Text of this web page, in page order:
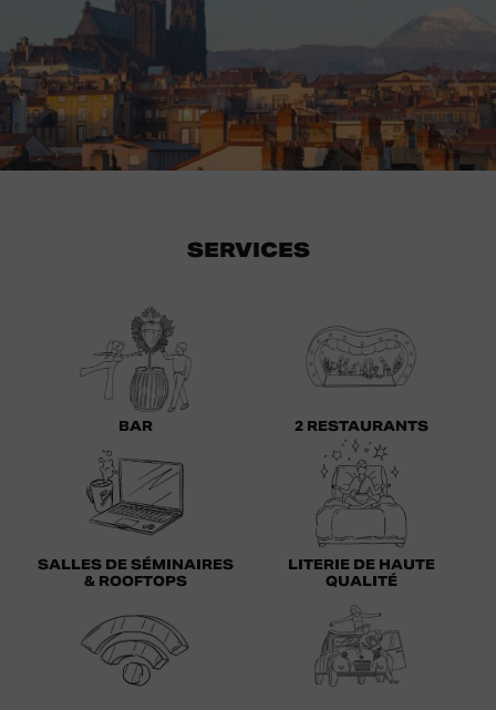
SERVICES
BAR 2 RESTAURANTS
SALLES DE SÉMINAIRES
& ROOFTOPS
LITERIE DE HAUTE
QUALITÉ